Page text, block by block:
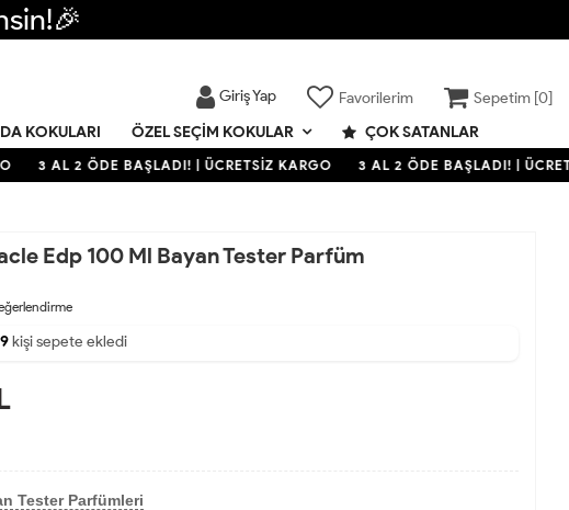
Giriş Yap Favorilerim Sepetim [0]
KOKULARI ÖZEL SEÇIM KOKULAR ÇOK SATANLAR
3 AL 2 ÖDE BAŞLADI! | ÜCRETSİZ KARGO 3 AL 2 ÖDE BAŞLADI! |
Edp 100 Ml Bayan Tester Parfüm
kişi satın aldı
Tester Parfümleri